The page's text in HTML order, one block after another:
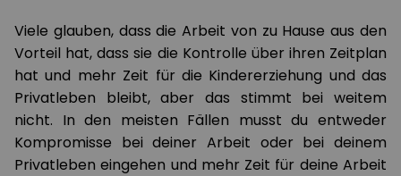
Viele glauben, dass die Arbeit von zu Hause aus den
Vorteil hat, dass sie die Kontrolle über ihren Zeitplan
hat und mehr Zeit für die Kindererziehung und das
Privatleben bleibt, aber das stimmt bei weitem
nicht. In den meisten Fällen musst du entweder
Kompromisse bei deiner Arbeit oder bei deinem
Privatleben eingehen und mehr Zeit für deine Arbeit